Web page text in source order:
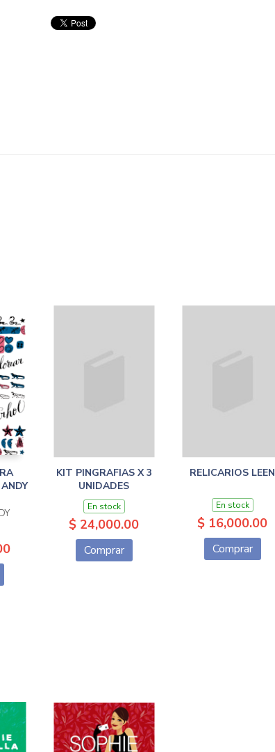
KIT PINGRAFIAS X 3
UNIDADES
En stock
$ 24,000.00
Comprar
RELICARIOS LEEN
En stock
$ 16,000.00
Comprar